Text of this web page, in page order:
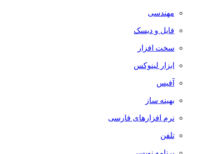
مهندسی
فایل و دیسک
سخت افزار
ابزار لینوکس
آفیس
بهینه ساز
نرم افزارهای فارسی
تلفن